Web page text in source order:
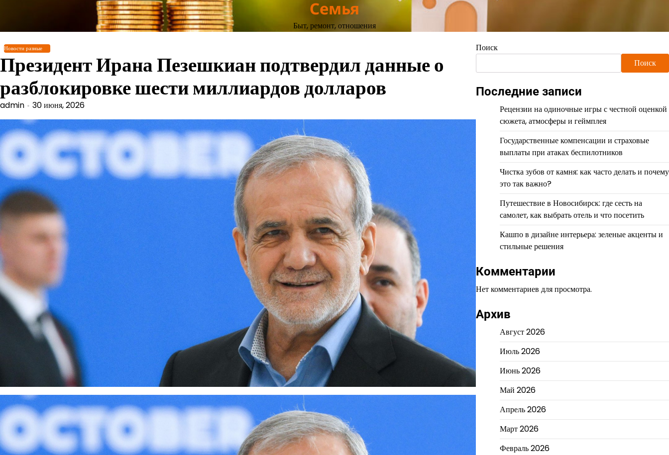
содержимому
Семья
Быт, ремонт, отношения
Новости разные
Президент Ирана Пезешкиан подтвердил данные о
разблокировке шести миллиардов долларов
admin 30 июня, 2026
Поиск
Поиск
Последние записи
Рецензии на одиночные игры с честной оценкой
сюжета, атмосферы и геймплея
Государственные компенсации и страховые
выплаты при атаках беспилотников
Чистка зубов от камня: как часто делать и почему
это так важно?
Путешествие в Новосибирск: где сесть на
самолет, как выбрать отель и что посетить
Кашпо в дизайне интерьера: зеленые акценты и
стильные решения
Комментарии
Нет комментариев для просмотра.
Архив
Август 2026
Июль 2026
Июнь 2026
Май 2026
Апрель 2026
Март 2026
Февраль 2026